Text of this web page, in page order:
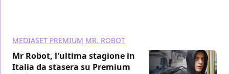
MEDIASET PREMIUM MR. ROBOT
Mr Robot, l'ultima stagione in
Italia da stasera su Premium